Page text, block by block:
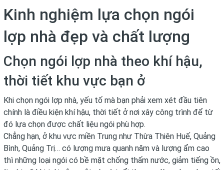
Kinh nghiệm lựa chọn ngói
lợp nhà đẹp và chất lượng
Chọn ngói lợp nhà theo khí hậu,
thời tiết khu vực bạn ở
Khi chọn ngói lợp nhà, yếu tố mà bạn phải xem xét đầu tiên
chính là điều kiện khí hậu, thời tiết ở nơi xây công trình để từ
đó lựa chọn được chất liệu ngói phù hợp.
Chẳng hạn, ở khu vực miền Trung như Thừa Thiên Huế, Quảng
Bình, Quảng Trị… có lượng mưa quanh năm và lượng ẩm cao
thì những loại ngói có bề mặt chống thấm nước, giảm tiếng ồn,